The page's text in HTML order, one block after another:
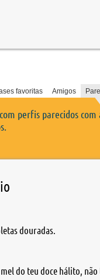
favoritas Amigos
perfis parecidos
douradas.
do teu doce hálito,